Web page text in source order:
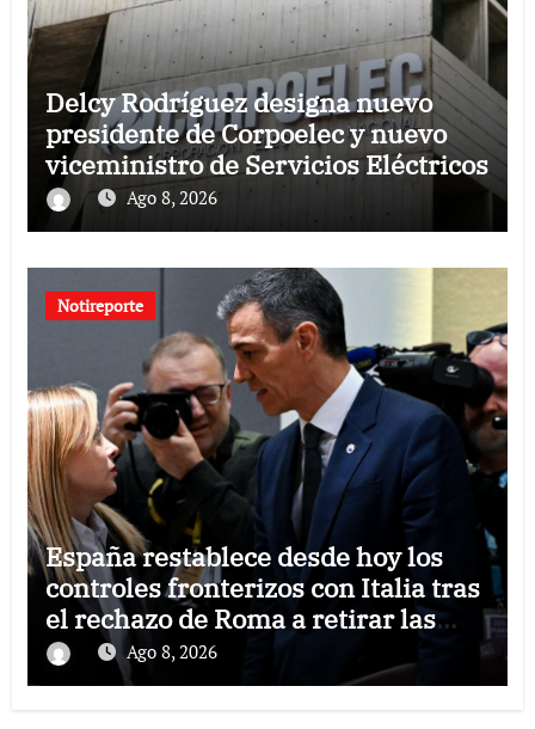
Delcy Rodríguez designa nuevo
presidente de Corpoelec y nuevo
viceministro de Servicios Eléctricos
Ago 8, 2026
Notireporte
España restablece desde hoy los
controles fronterizos con Italia tras
el rechazo de Roma a retirar las
restricciones
Ago 8, 2026